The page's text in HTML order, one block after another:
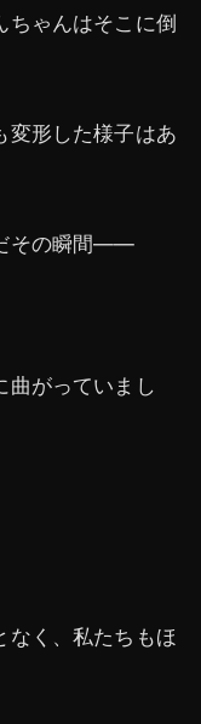
ちゃんはそこに倒
変形した様子はあ
その瞬間――
曲がっていまし
なく、私たちもほ